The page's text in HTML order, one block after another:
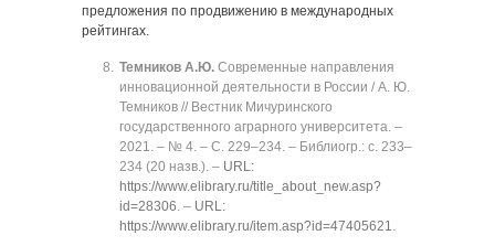
предложения по продвижению в международных
рейтингах.
Темников А.Ю. Современные направления
инновационной деятельности в России / А. Ю.
Темников // Вестник Мичуринского
государственного аграрного университета. ‒
2021. ‒ № 4. ‒ C. 229‒234. ‒ Библиогр.: с. 233‒
234 (20 назв.). ‒ URL:
https://www.elibrary.ru/title_about_new.asp?
id=28306. ‒ URL:
https://www.elibrary.ru/item.asp?id=47405621.